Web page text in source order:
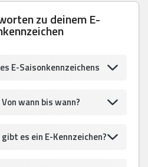
zu deinem E-
E-Saisonkennzeichens
wann bis wann?
es ein E-Kennzeichen?